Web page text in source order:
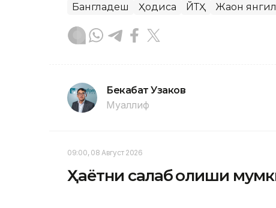
Бангладеш Ҳодиса ЙТҲ Жаҳон
Бекабат Узаков
Муаллиф
09:00, 08 Август 2026
Ҳаётни сақлаб қолиши